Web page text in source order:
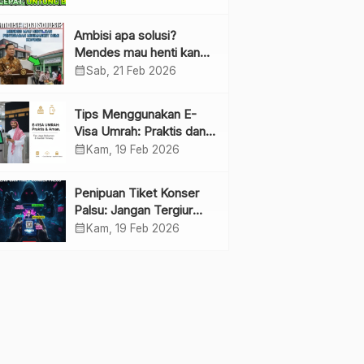
Ambisi apa solusi?
Mendes mau henti kan
penyebaran minimarket
calendar_monthSab, 21 Feb 2026
Tips Menggunakan E-
Visa Umrah: Praktis dan
Cepat
calendar_month Kam, 19 Feb 2026
Penipuan Tiket Konser
Palsu: Jangan Tergiur
Penjualan di Media Sosial
calendar_month Kam, 19 Feb 2026